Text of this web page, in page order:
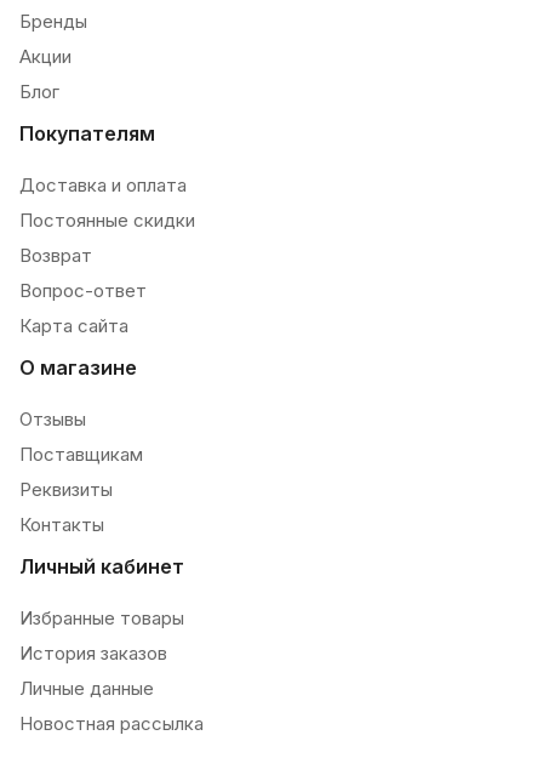
Бренды
Акции
Блог
Покупателям
Доставка и оплата
Постоянные скидки
Возврат
Вопрос-ответ
Карта сайта
О магазине
Отзывы
Поставщикам
Реквизиты
Контакты
Личный кабинет
Избранные товары
История заказов
Личные данные
Новостная рассылка